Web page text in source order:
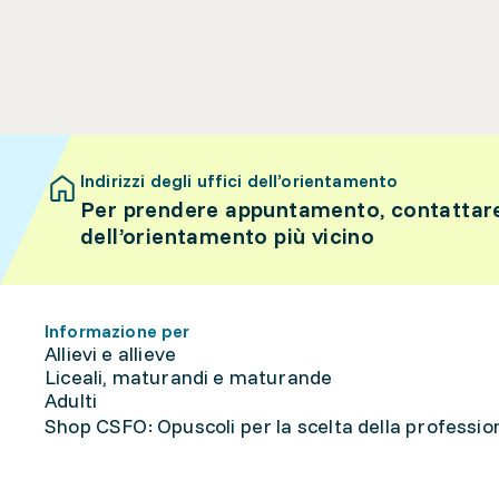
Indirizzi degli uffici dell’orientamento
Per prendere appuntamento,
dell’orientamento più vicino
Informazione per
Allievi e allieve
Liceali, maturandi e maturande
Adulti
Shop CSFO: Opuscoli per la scelta della